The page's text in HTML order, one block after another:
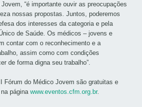
Jovem, “é importante ouvir as preocupações
nossas propostas. Juntos, poderemos
dos interesses da categoria e pela
de Saúde. Os médicos – jovens e
contar com o reconhecimento e a
assim como com condições
de forma digna seu trabalho”.
Fórum do Médico Jovem são gratuitas e
página www.eventos.cfm.org.br.